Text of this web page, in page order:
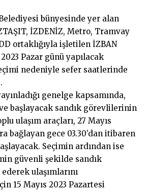
bünyesinde yer alan
İZDENİZ, Metro, Tramvay
ortaklığıyla işletilen İZBAN
Pazar günü yapılacak
nedeniyle sefer saatlerinde
genelge kapsamında,
başlayacak sandık görevlilerinin
ulaşım araçları, 27 Mayıs
bağlayan gece 03.30’dan itibaren
Seçimin ardından ise
güvenli şekilde sandık
ulaşımlarını
15 Mayıs 2023 Pazartesi